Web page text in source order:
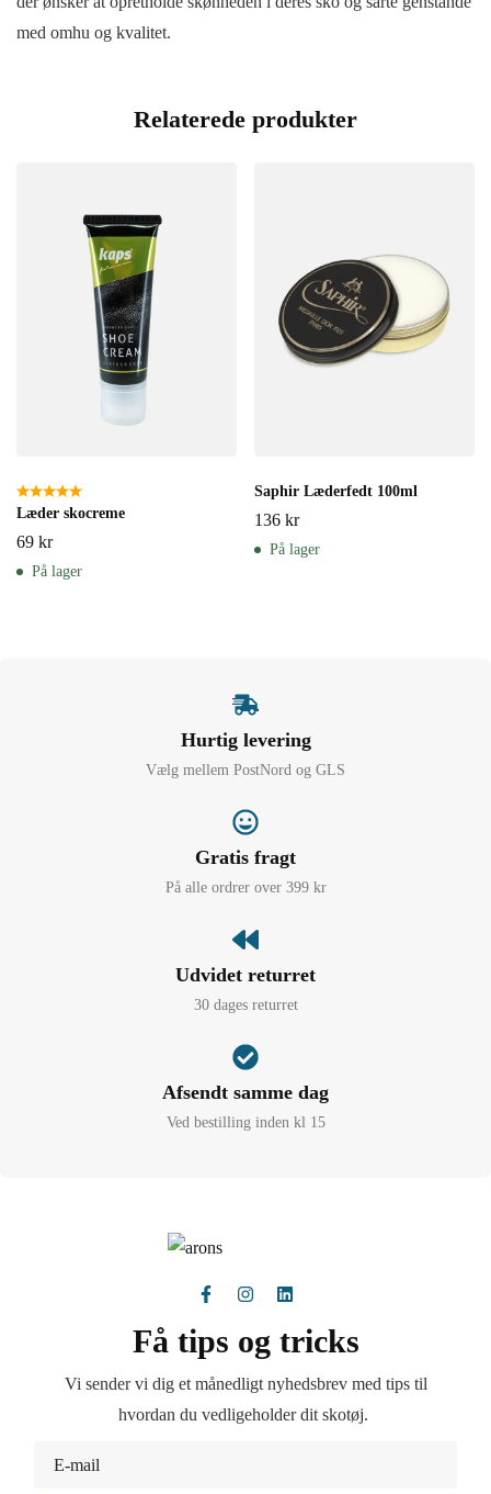
med omhu og kvalitet.
Relaterede produkter
Læder skocreme
69 kr
På lager
Saphir Læderfedt 100ml
136 kr
På lager
Hurtig levering
Vælg mellem PostNord og GLS
Gratis fragt
På alle ordrer over 399 kr
Udvidet returret
30 dages returret
Afsendt samme dag
Ved bestilling inden kl 15
Få tips og tricks
Vi sender vi dig et månedligt nyhedsbrev med tips til
hvordan du vedligeholder dit skotøj.